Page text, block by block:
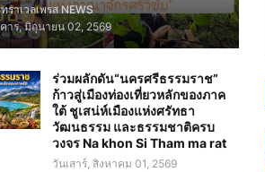
ราเวลเพรส NEWS
าร, มิถุนายน 02, 2569
ร่วมผลักดัน“นครศรีธรรมราช”
ก้าวสู่เมืองท่องเที่ยวหลักของภาค
ใต้ ชูเสน่ห์เมืองแห่งศรัทธา
วัฒนธรรม และธรรมชาติครบ
วงจร Na khon Si Tham ma rat
วันเสาร์, สิงหาคม 01, 2569